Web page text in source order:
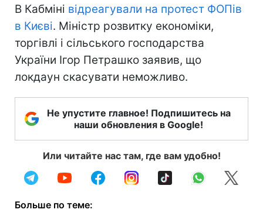
В Кабміні відреагували на протест ФОПів
в Києві. Міністр розвитку економіки,
торгівлі і сільського господарства
України Ігор Петрашко заявив, що
локдаун скасувати неможливо.
Не упустите главное! Подпишитесь на
наши обновления в Google!
Или читайте нас там, где вам удобно!
Больше по теме: